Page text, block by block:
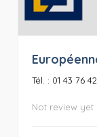
Tél. : 01 43 76
Not review yet